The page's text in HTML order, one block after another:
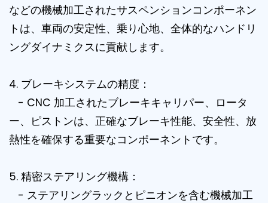
などの機械加工されたサスペンションコンポーネン
トは、車両の安定性、乗り心地、全体的なハンドリ
ングダイナミクスに貢献します。
4. ブレーキシステムの精度：
- CNC 加工されたブレーキキャリパー、ロータ
ー、ピストンは、正確なブレーキ性能、安全性、放
熱性を確保する重要なコンポーネントです。
5. 精密ステアリング機構：
- ステアリングラックとピニオンを含む機械加工